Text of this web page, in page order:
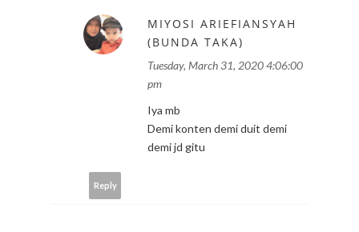
MIYOSI ARIEFIANSYAH
(BUNDA TAKA)
Tuesday, March 31, 2020 4:06:00
pm
Iya mb
Demi konten demi duit demi
demi jd gitu
Reply